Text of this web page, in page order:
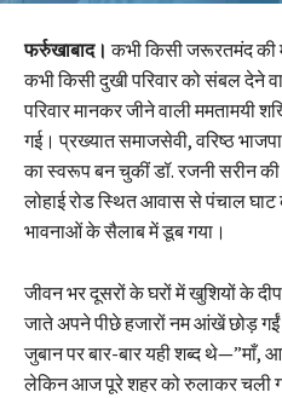
फर्रुखाबाद। कभी किसी जरूरतमंद की
कभी किसी दुखी परिवार को संबल
परिवार मानकर जीने वाली ममतामयी
गई। प्रख्यात समाजसेवी, वरिष्ठ
का स्वरूप बन चुकीं डॉ. रजनी सरीन
लोहाई रोड स्थित आवास से पंचाल घाट
भावनाओं के सैलाब में डूब गया।
जीवन भर दूसरों के घरों में खुशियों के
जाते अपने पीछे हजारों नम आंखें छोड़
जुबान पर बार-बार यही शब्द थे—”माँ,
लेकिन आज पूरे शहर को रुलाकर चली